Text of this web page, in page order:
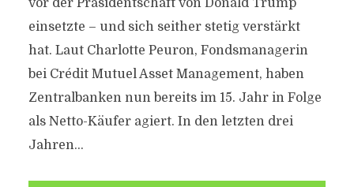
vor der Präsidentschaft von Donald Trump
einsetzte – und sich seither stetig verstärkt
hat. Laut Charlotte Peuron, Fondsmanagerin
bei Crédit Mutuel Asset Management, haben
Zentralbanken nun bereits im 15. Jahr in Folge
als Netto-Käufer agiert. In den letzten drei
Jahren...